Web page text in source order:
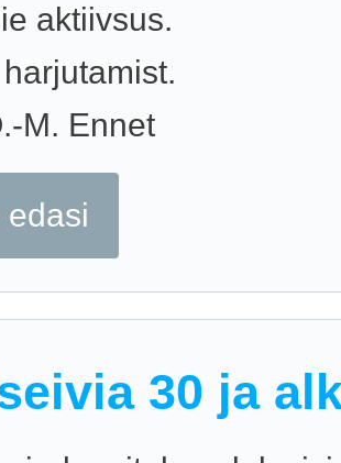
aktiivsus.
M. Ennet
edasi
30 ja